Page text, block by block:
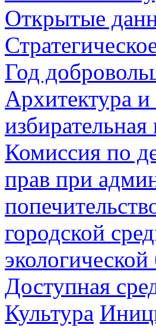
Открытые
Год
Архитектура и
Комиссия по
прав при
городской
Доступная
Культура